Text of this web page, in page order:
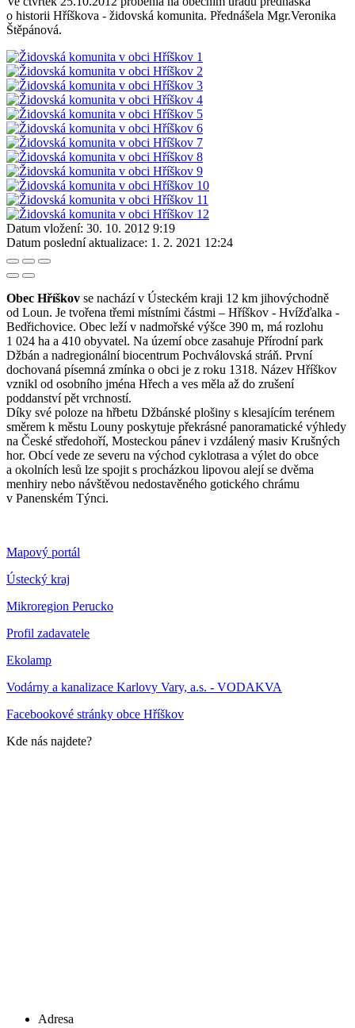
o historii Hříškova - židovská komunita. Přednášela Mgr.Veronika
Štěpánová.
Datum vložení: 30. 10. 2012 9:19
Datum poslední aktualizace: 1. 2. 2021 12:24
Obec Hříškov se nachází v Ústeckém kraji 12 km jihovýchodně
od Loun. Je tvořena třemi místními částmi – Hříškov - Hvížďalka -
Bedřichovice. Obec leží v nadmořské výšce 390 m, má rozlohu
1 024 ha a 410 obyvatel. Na území obce zasahuje Přírodní park
Džbán a nadregionální biocentrum Pochválovská stráň. První
dochovaná písemná zmínka o obci je z roku 1318. Název Hříškov
vznikl od osobního jména Hřech a ves měla až do zrušení
poddanství pět vrchností.
Díky své poloze na hřbetu Džbánské plošiny s klesajícím terénem
směrem k městu Louny poskytuje překrásné panoramatické výhledy
na České středohoří, Mosteckou pánev i vzdálený masiv Krušných
hor. Obcí vede ze severu na východ cyklotrasa a výlet do obce
a okolních lesů lze spojit s procházkou lipovou alejí se dvěma
menhiry nebo návštěvou nedostavěného gotického chrámu
v Panenském Týnci.
Mapový portál
Ústecký kraj
Mikroregion Perucko
Profil zadavatele
Ekolamp
Vodárny a kanalizace Karlovy Vary, a.s. - VODAKVA
Facebookové stránky obce Hříškov
Kde nás najdete?
Adresa